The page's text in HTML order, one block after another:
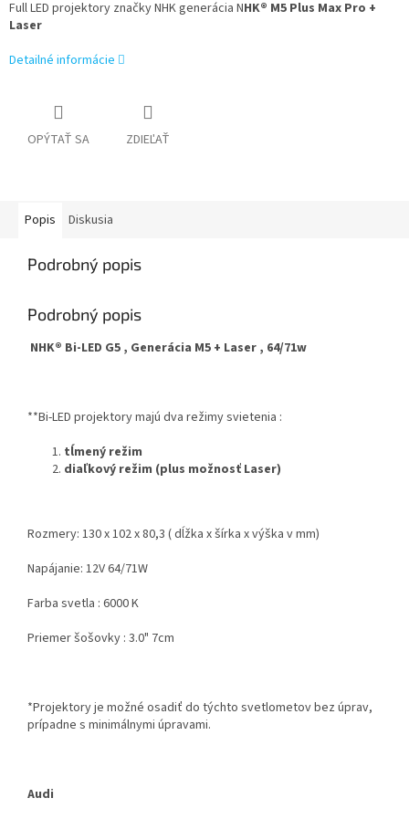
Full LED projektory značky NHK generácia NHK® M5 Plus Max Pro +
Laser
Detailné informácie
OPÝTAŤ SA ZDIEĽAŤ
Popis Diskusia
Podrobný popis
Podrobný popis
NHK® Bi-LED G5 , Generácia M5 + Laser , 64/71w
**Bi-LED projektory majú dva režimy svietenia :
tĺmený režim
diaľkový režim (plus možnosť Laser)
Rozmery: 130 x 102 x 80,3 ( dĺžka x šírka x výška v mm)
Napájanie: 12V 64/71W
Farba svetla : 6000 K
Priemer šošovky : 3.0" 7cm
*Projektory je možné osadiť do týchto svetlometov bez úprav,
prípadne s minimálnymi úpravami.
Audi